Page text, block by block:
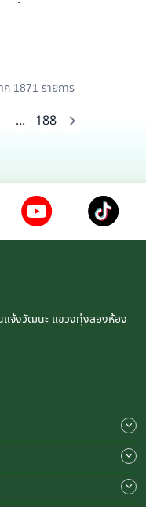
ที่ดิน
ก 1871 รายการ
... 188
แจ้งวัฒนะ แขวงทุ่งสองห้อง